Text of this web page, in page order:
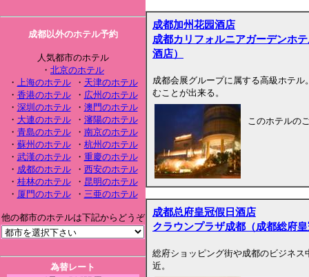
成都以外のホテル予約
人気都市のホテル
・ 北京のホテル
・ 上海のホテル・ 天津のホテル
・ 香港のホテル・ 広州のホテル
・ 深圳のホテル・ 澳門のホテル
・ 大連のホテル・ 瀋陽のホテル
・ 青島のホテル・ 南京のホテル
・ 蘇州のホテル・ 杭州のホテル
・ 武漢のホテル・ 重慶のホテル
・ 成都のホテル・ 西安のホテル
・ 桂林のホテル・ 昆明のホテル
・ 厦門のホテル・ 三亜のホテル
他の都市のホテルは下記からどうぞ
為替レート
成都加州花园酒店
成都カリフォルニアガーデンホ
酒店）
成都会展グループに属する高級ホテ
むことが出来る。
このホテルの
成都总府皇冠假日酒店
クラウンプラザ成都（成都総府
総府ショッピング街や成都のビジネ
近。